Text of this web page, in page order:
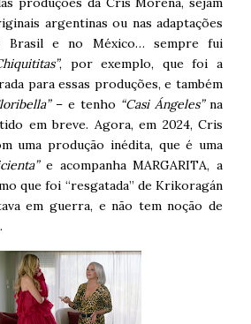
argentinas ou nas adaptações
Brasil e no México… sempre fui
, por exemplo, que foi a
para essas produções, e também
– e tenho “Casi Ángeles”na
em breve. Agora, em 2024, Cris
uma produção inédita, que é uma
e acompanha MARGARITA, a
que foi “resgatada” de Krikoragán
em guerra, e não tem noção de